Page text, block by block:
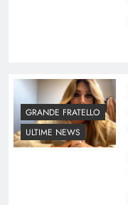
GRANDE FRATELLO
ULTIME NEWS